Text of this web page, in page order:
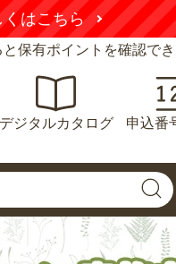
くはこちら
保有ポイントを確認でき
デジタルカタログ 申込番